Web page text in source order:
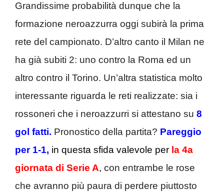
Grandissime probabilità dunque che la
formazione neroazzurra oggi subirà la prima
rete del campionato. D’altro canto il Milan ne
ha già subiti 2: uno contro la Roma ed un
altro contro il Torino. Un’altra statistica molto
interessante riguarda le reti realizzate: sia i
rossoneri che i neroazzurri si attestano su 8
gol fatti. Pronostico della partita? Pareggio
per 1-1, in questa sfida valevole per la 4a
giornata di Serie A, con entrambe le rose
che avranno più paura di perdere piuttosto